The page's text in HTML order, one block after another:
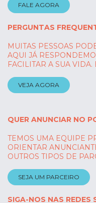
FALE AGORA
PERGUNTAS
MUITAS PESSOAS
AQUI JÁ
FACILITAR A SUA
VEJA AGORA
QUER ANUNCIAR NO
TEMOS UMA EQUIPE
ORIENTAR
OUTROS TIPOS DE
SEJA UM PARCEIRO
SIGA-NOS NAS REDES